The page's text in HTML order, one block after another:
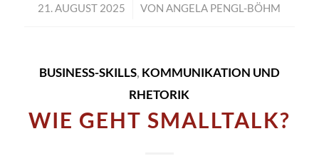
21. AUGUST 2025
/ VONANGELA PENGL-BÖHM
BUSINESS-SKILLS, KOMMUNIKATION UND
RHETORIK
WIE GEHT SMALLTALK?